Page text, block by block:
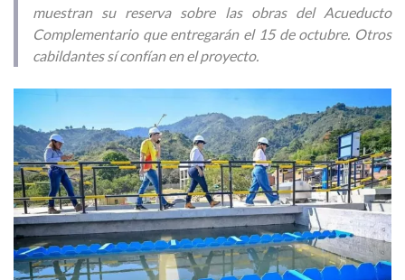
muestran su reserva sobre las obras del Acueducto
Complementario que entregarán el 15 de octubre. Otros
cabildantes sí confían en el proyecto.